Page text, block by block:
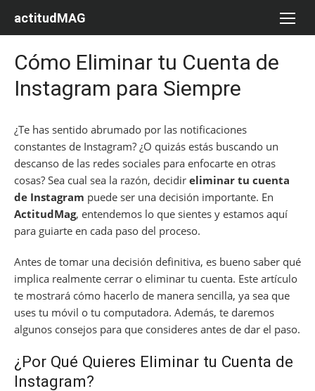
actitudMAG
Cómo Eliminar tu Cuenta de
Instagram para Siempre
¿Te has sentido abrumado por las notificaciones
constantes de Instagram? ¿O quizás estás buscando un
descanso de las redes sociales para enfocarte en otras
cosas? Sea cual sea la razón, decidir eliminar tu cuenta
de Instagram puede ser una decisión importante. En
ActitudMag, entendemos lo que sientes y estamos aquí
para guiarte en cada paso del proceso.
Antes de tomar una decisión definitiva, es bueno saber qué
implica realmente cerrar o eliminar tu cuenta. Este artículo
te mostrará cómo hacerlo de manera sencilla, ya sea que
uses tu móvil o tu computadora. Además, te daremos
algunos consejos para que consideres antes de dar el paso.
¿Por Qué Quieres Eliminar tu Cuenta de
Instagram?